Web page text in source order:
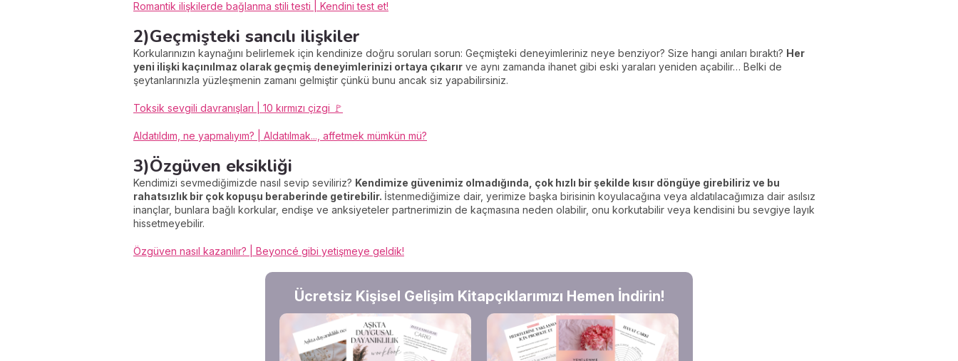
Romantik ilişkilerde bağlanma stili testi | Kendini test et!
2)Geçmişteki sancılı ilişkiler
Korkularınızın kaynağını belirlemek için kendinize doğru soruları sorun: Geçmişteki deneyimleriniz neye benziyor? Size hangi anıları bıraktı? Her
yeni ilişki kaçınılmaz olarak geçmiş deneyimlerinizi ortaya çıkarır ve aynı zamanda ihanet gibi eski yaraları yeniden açabilir… Belki de
şeytanlarınızla yüzleşmenin zamanı gelmiştir çünkü bunu ancak siz yapabilirsiniz.
Toksik sevgili davranışları | 10 kırmızı çizgi 🚩
Aldatıldım, ne yapmalıyım? | Aldatılmak..., affetmek mümkün mü?
3)Özgüven eksikliği
Kendimizi sevmediğimizde nasıl sevip seviliriz? Kendimize güvenimiz olmadığında, çok hızlı bir şekilde kısır döngüye girebiliriz ve bu
rahatsızlık bir çok kopuşu beraberinde getirebilir. İstenmediğimize dair, yerimize başka birisinin koyulacağına veya aldatılacağımıza dair asılsız
inançlar, bunlara bağlı korkular, endişe ve anksiyeteler partnerimizin de kaçmasına neden olabilir, onu korkutabilir veya kendisini bu sevgiye layık
hissetmeyebilir.
Özgüven nasıl kazanılır? | Beyoncé gibi yetişmeye geldik!
Ücretsiz Kişisel Gelişim Kitapçıklarımızı Hemen İndirin!